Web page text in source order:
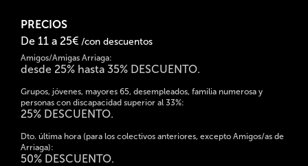
PRECIOS
De 11 a 25€ /con descuentos
Amigos/Amigas Arriaga:
desde 25% hasta 35% DESCUENTO.
Grupos, jóvenes, mayores 65, desempleados, familia numerosa y
personas con discapacidad superior al 33%:
25% DESCUENTO.
Dto. última hora (para los colectivos anteriores, excepto Amigos/as de
Arriaga):
50% DESCUENTO.